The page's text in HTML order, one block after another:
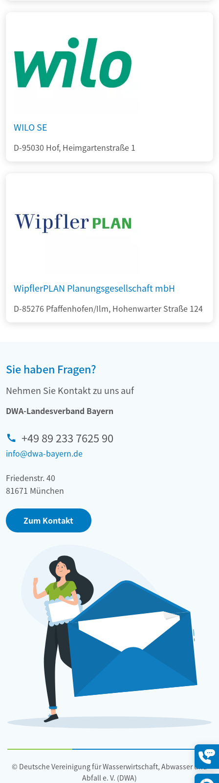
WILO SE
D-95030 Hof, Heimgartenstraße 1
WipflerPLAN Planungsgesellschaft mbH
D-85276 Pfaffenhofen/Ilm, Hohenwarter Straße 124
Sie haben Fragen?
Nehmen Sie Kontakt zu uns auf
DWA-Landesverband Bayern
+49 89 233 7625 90
info@dwa-bayern.de
Friedenstr. 40
81671 München
Zum Kontakt
© Deutsche Vereinigung für Wasserwirtschaft, Abwasser und
Abfall e. V. (DWA)